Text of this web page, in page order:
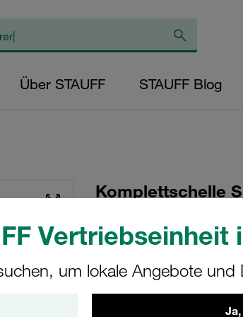
Vertriebseinheit
um lokale Angebote und
Über STAUFF STAUFF Blog
Komplettschelle
Schraube
SPAL-9130-PP-
STAUFF Materialnr.